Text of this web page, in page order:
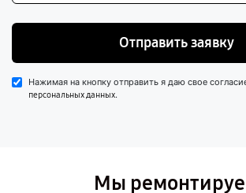
Отправить заявку
Нажимая на кнопку отправить я даю свое
персональных данных.
Мы